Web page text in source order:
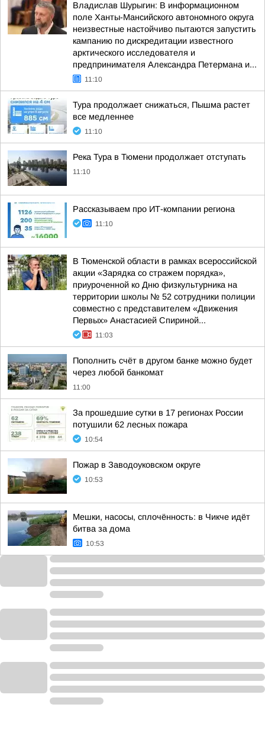
Владислав Шурыгин: В информационном
поле Ханты-Мансийского автономного округа
неизвестные настойчиво пытаются запустить
кампанию по дискредитации известного
арктического исследователя и
предпринимателя Александра Петермана и...
11:10
Тура продолжает снижаться, Пышма растет
все медленнее
11:10
Река Тура в Тюмени продолжает отступать
11:10
Рассказываем про ИТ-компании региона
11:10
В Тюменской области в рамках всероссийской
акции «Зарядка со стражем порядка»,
приуроченной ко Дню физкультурника на
территории школы № 52 сотрудники полиции
совместно с представителем «Движения
Первых» Анастасией Спириной...
11:03
Пополнить счёт в другом банке можно будет
через любой банкомат
11:00
За прошедшие сутки в 17 регионах России
потушили 62 лесных пожара
10:54
Пожар в Заводоуковском округе
10:53
Мешки, насосы, сплочённость: в Чикче идёт
битва за дома
10:53